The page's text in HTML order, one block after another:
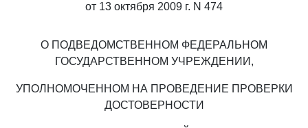
от 13 октября 2009 г. N 474
О ПОДВЕДОМСТВЕННОМ ФЕДЕРАЛЬНОМ
ГОСУДАРСТВЕННОМ УЧРЕЖДЕНИИ,
УПОЛНОМОЧЕННОМ НА ПРОВЕДЕНИЕ ПРОВЕРКИ
ДОСТОВЕРНОСТИ